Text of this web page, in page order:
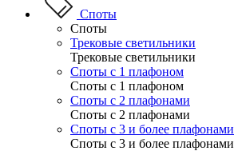
Споты
Споты
Трековые светильники
Трековые светильники
Споты с 1 плафоном
Споты с 1 плафоном
Споты с 2 плафонами
Споты с 2 плафонами
Споты с 3 и более плафонами
Споты с 3 и более плафонами